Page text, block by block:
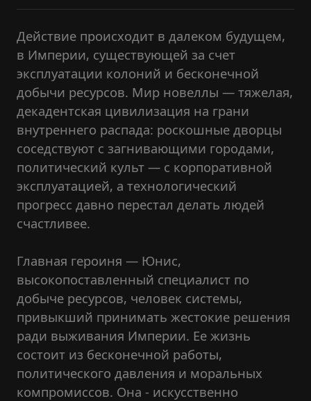
Действие происходит в далеком будущем,
в Империи, существующей за счет
эксплуатации колоний и бесконечной
добычи ресурсов. Мир новеллы — тяжелая,
декадентская цивилизация на грани
внутреннего распада: роскошные дворцы
соседствуют с загнивающими городами,
политический культ — с корпоративной
эксплуатацией, а технологический
прогресс давно перестал делать людей
счастливее.
Главная героиня — Юнис,
высокопоставленный специалист по
добыче ресурсов, человек системы,
привыкший принимать жестокие решения
ради выживания Империи. Ее жизнь
состоит из бесконечной работы,
политического давления и моральных
компромиссов. Она - искусственно